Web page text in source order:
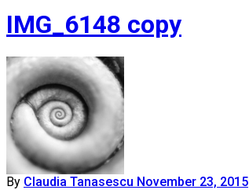
IMG_6148 copy
By Claudia Tanasescu November 23, 2015